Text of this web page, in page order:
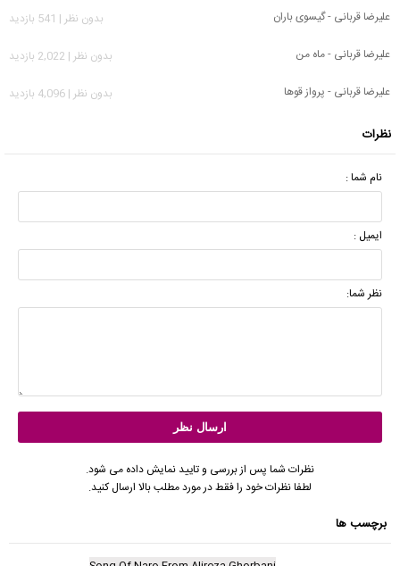
علیرضا قربانی - گیسوی باران
بدون نظر | 541 بازدید
علیرضا قربانی - ماه من
بدون نظر | 2,022 بازدید
علیرضا قربانی - پرواز قوها
بدون نظر | 4,096 بازدید
نظرات
نام شما :
ایمیل :
نظر شما:
نظرات شما پس از بررسی و تایید نمایش داده می شود.
لطفا نظرات خود را فقط در مورد مطلب بالا ارسال کنید.
برچسب ها